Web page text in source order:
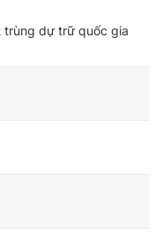
trùng dự trữ quốc gia